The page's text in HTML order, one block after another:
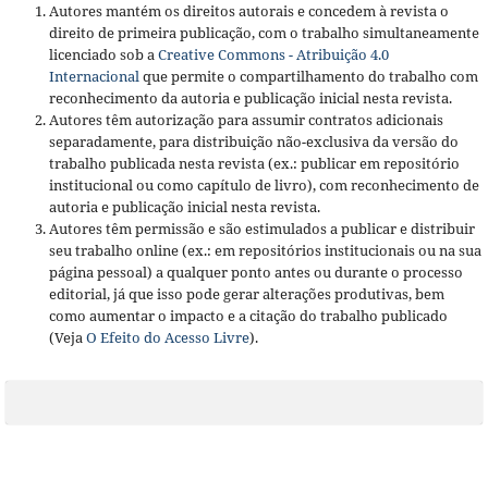
Autores mantém os direitos autorais e concedem à revista o
direito de primeira publicação, com o trabalho simultaneamente
licenciado sob aCreative Commons - Atribuição 4.0
Internacionalque permite o compartilhamento do trabalho com
reconhecimento da autoria e publicação inicial nesta revista.
Autores têm autorização para assumir contratos adicionais
separadamente, para distribuição não-exclusiva da versão do
trabalho publicada nesta revista (ex.: publicar em repositório
institucional ou como capítulo de livro), com reconhecimento de
autoria e publicação inicial nesta revista.
Autores têm permissão e são estimulados a publicar e distribuir
seu trabalho online (ex.: em repositórios institucionais ou na sua
página pessoal) a qualquer ponto antes ou durante o processo
editorial, já que isso pode gerar alterações produtivas, bem
como aumentar o impacto e a citação do trabalho publicado
(VejaO Efeito do Acesso Livre).